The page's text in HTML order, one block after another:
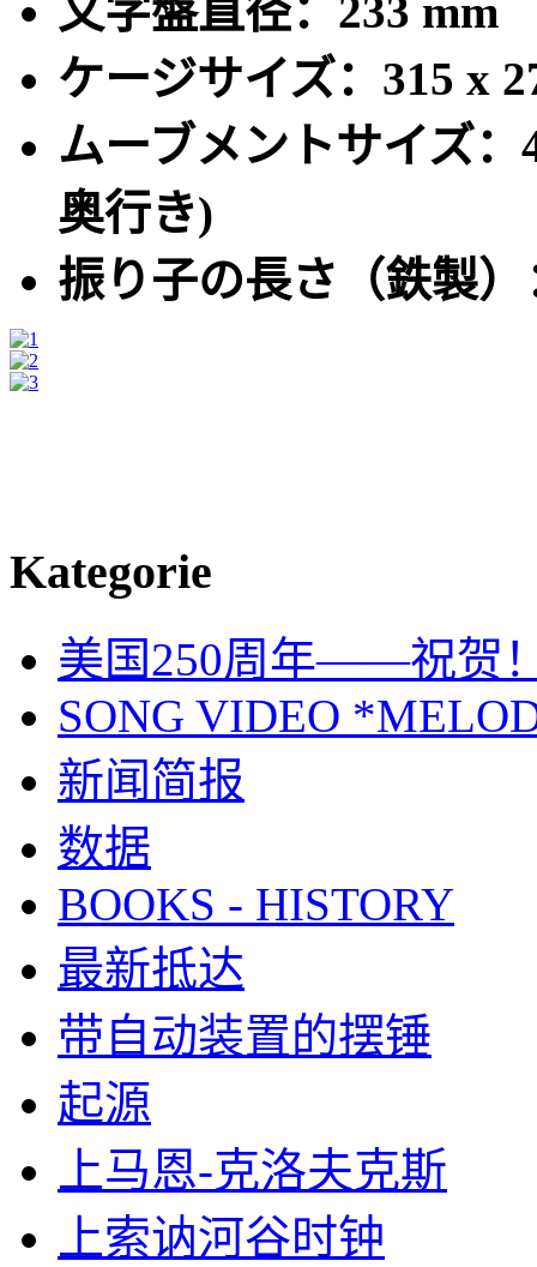
文字盤直径： 233 mm
ケージサイズ： 315 x
ムーブメントサイズ：
奥行き)
振り子の長さ（鉄製）
Kategorie
美国250周年——祝贺
SONG VIDEO
新闻简报
数据
BOOKS - HISTORY
最新抵达
带自动装置的摆锤
起源
上马恩-克洛夫克斯
上索讷河谷时钟